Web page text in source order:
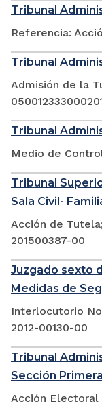
Tribunal
Referencia:
Tribunal
Admisión de la
Tribunal
Medio de
Tribunal
Sala Civil-
Acción de
201500387-00
Juzgado sexto
Medidas de
Interlocutorio No
2012-00130-00
Tribunal
Sección
Acción Electoral